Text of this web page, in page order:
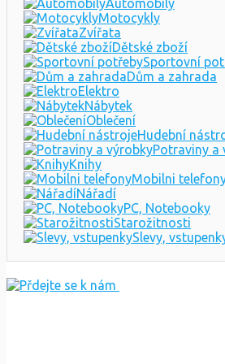
Motocykly
Zvířata
Dětské zboží
Sportovní
Dům a zahrada
Elektro
Nábytek
Oblečení
Hudební
Potraviny a
Knihy
Mobilni
Nářadí
PC, Notebooky
Starožitnosti
Slevy,